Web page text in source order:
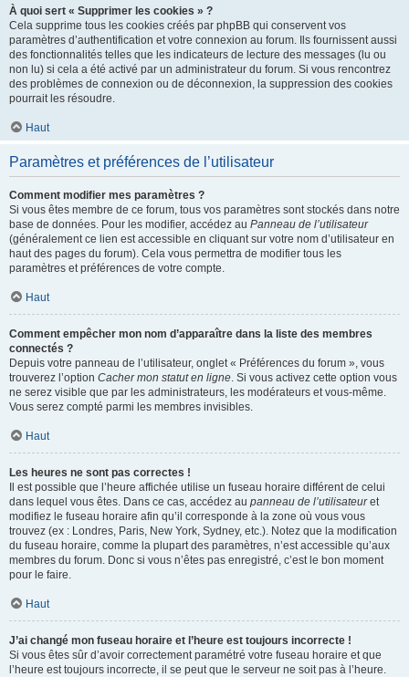
À quoi sert « Supprimer les cookies » ?
Cela supprime tous les cookies créés par phpBB qui conservent vos
paramètres d’authentification et votre connexion au forum. Ils fournissent aussi
des fonctionnalités telles que les indicateurs de lecture des messages (lu ou
non lu) si cela a été activé par un administrateur du forum. Si vous rencontrez
des problèmes de connexion ou de déconnexion, la suppression des cookies
pourrait les résoudre.
Haut
Paramètres et préférences de l’utilisateur
Comment modifier mes paramètres ?
Si vous êtes membre de ce forum, tous vos paramètres sont stockés dans notre
base de données. Pour les modifier, accédez au Panneau de l’utilisateur
(généralement ce lien est accessible en cliquant sur votre nom d’utilisateur en
haut des pages du forum). Cela vous permettra de modifier tous les
paramètres et préférences de votre compte.
Haut
Comment empêcher mon nom d’apparaître dans la liste des membres
connectés ?
Depuis votre panneau de l’utilisateur, onglet « Préférences du forum », vous
trouverez l’option Cacher mon statut en ligne. Si vous activez cette option vous
ne serez visible que par les administrateurs, les modérateurs et vous-même.
Vous serez compté parmi les membres invisibles.
Haut
Les heures ne sont pas correctes !
Il est possible que l’heure affichée utilise un fuseau horaire différent de celui
dans lequel vous êtes. Dans ce cas, accédez au panneau de l’utilisateuret
modifiez le fuseau horaire afin qu’il corresponde à la zone où vous vous
trouvez (ex : Londres, Paris, New York, Sydney, etc.). Notez que la modification
du fuseau horaire, comme la plupart des paramètres, n’est accessible qu’aux
membres du forum. Donc si vous n’êtes pas enregistré, c’est le bon moment
pour le faire.
Haut
J’ai changé mon fuseau horaire et l’heure est toujours incorrecte !
Si vous êtes sûr d’avoir correctement paramétré votre fuseau horaire et que
l’heure est toujours incorrecte, il se peut que le serveur ne soit pas à l’heure.